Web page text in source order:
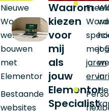
Nieuwe
WordPress
websites
bouwen
met
Elementor
Bestaande
websites
Waarom
kiezen
voor
mij
als
jouw
Elementor
Specialist
met
jaren
in